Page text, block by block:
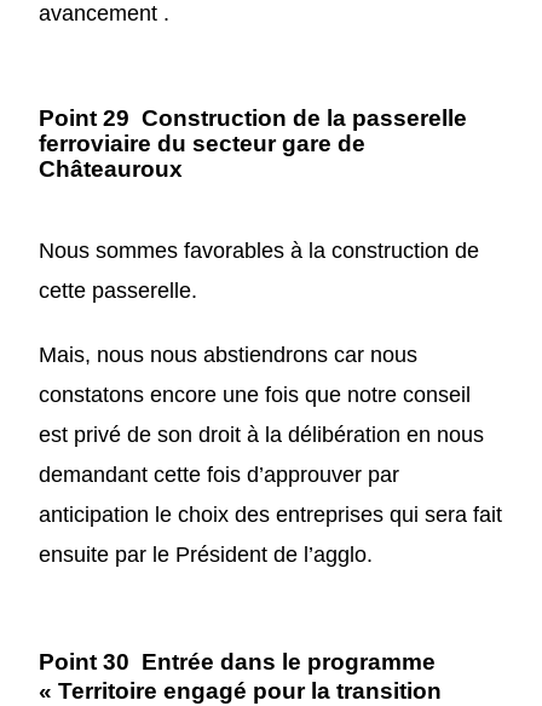
avancement .
Point 29 Construction de la passerelle
ferroviaire du secteur gare de
Châteauroux
Nous sommes favorables à la construction de
cette passerelle.
Mais, nous nous abstiendrons car nous
constatons encore une fois que notre conseil
est privé deson droit à ladélibérationen nous
demandant cette fois d’approuver par
anticipation le choix des entreprises qui sera fait
ensuite par le Président de l’agglo.
Point 30 Entrée dans le programme
« Territoire engagé pour la transition